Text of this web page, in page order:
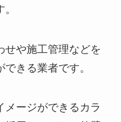
せや施工管理などを
きる業者です。
メージができるカラ